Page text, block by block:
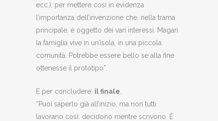
ecc.), per mettere così in evidenza
l’importanza dell’invenzione che, nella trama
principale, è oggetto dei vari interessi. Magari
la famiglia vive in un’isola, in una piccola
comunità. Potrebbe essere bello se alla fine
ottenesse il prototipo”.
E per concludere: il finale
“Puoi saperlo già all’inizio, ma non tutti
lavorano così: decidono mentre scrivono. È